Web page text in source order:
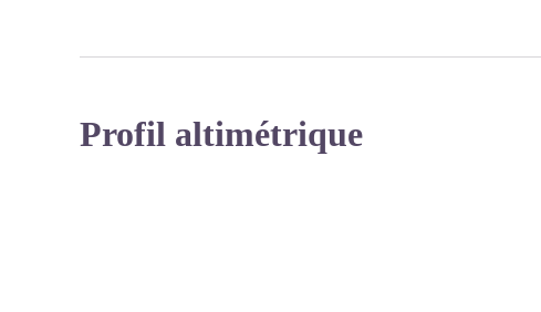
Profil altimétrique